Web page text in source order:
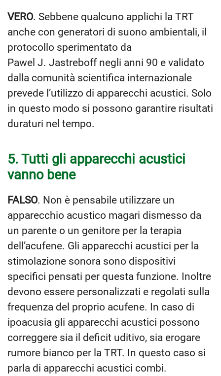
VERO. Sebbene qualcuno applichi la TRT
anche con generatori di suono ambientali, il
protocollo sperimentato da
Pawel J. Jastreboff negli anni 90 e validato
dalla comunità scientifica internazionale
prevede l’utilizzo di apparecchi acustici. Solo
in questo modo si possono garantire risultati
duraturi nel tempo.
5. Tutti gli apparecchi acustici
vanno bene
FALSO. Non è pensabile utilizzare un
apparecchio acustico magari dismesso da
un parente o un genitore per la terapia
dell’acufene. Gli apparecchi acustici per la
stimolazione sonora sono dispositivi
specifici pensati per questa funzione. Inoltre
devono essere personalizzati e regolati sulla
frequenza del proprio acufene. In caso di
ipoacusia gli apparecchi acustici possono
correggere sia il deficit uditivo, sia erogare
rumore bianco per la TRT. In questo caso si
parla di apparecchi acustici combi.